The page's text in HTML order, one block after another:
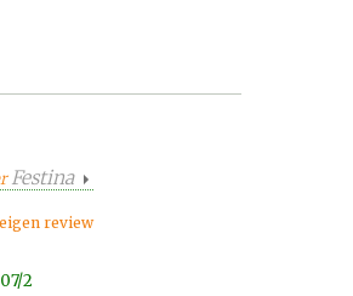
Festina
review
2